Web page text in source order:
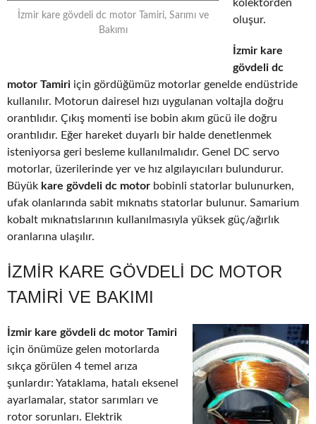
İzmir kare gövdeli dc motor Tamiri, Sarımı ve
Bakımı
kolektörden
oluşur.
İzmir kare
gövdeli dc
motor Tamiri için gördüğümüz motorlar genelde endüstride
kullanılır. Motorun dairesel hızı uygulanan voltajla doğru
orantılıdır. Çıkış momenti ise bobin akım gücü ile doğru
orantılıdır. Eğer hareket duyarlı bir halde denetlenmek
isteniyorsa geri besleme kullanılmalıdır. Genel DC servo
motorlar, üzerilerinde yer ve hız algılayıcıları bulundurur.
Büyük kare gövdeli dc motor bobinli statorlar bulunurken,
ufak olanlarında sabit mıknatıs statorlar bulunur. Samarium
kobalt mıknatıslarının kullanılmasıyla yüksek güç/ağırlık
oranlarına ulaşılır.
İZMIR KARE GÖVDELI DC MOTOR
TAMIRI VE BAKIMI
İzmir kare gövdeli dc motor Tamiri
için önümüze gelen motorlarda
sıkça görülen 4 temel arıza
şunlardır: Yataklama, hatalı eksenel
ayarlamalar, stator sarımları ve
rotor sorunları. Elektrik